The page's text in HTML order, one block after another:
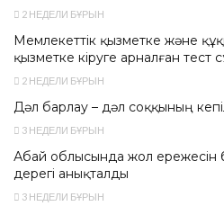
2 НЕДЕЛИ БҰРЫН
Мемлекеттік қызметке және
қызметке кіруге арналған
2 НЕДЕЛИ БҰРЫН
Дәл барлау – дәл соққының
3 НЕДЕЛИ БҰРЫН
Абай облысында жол ережесін
дерегі анықталды
3 НЕДЕЛИ БҰРЫН